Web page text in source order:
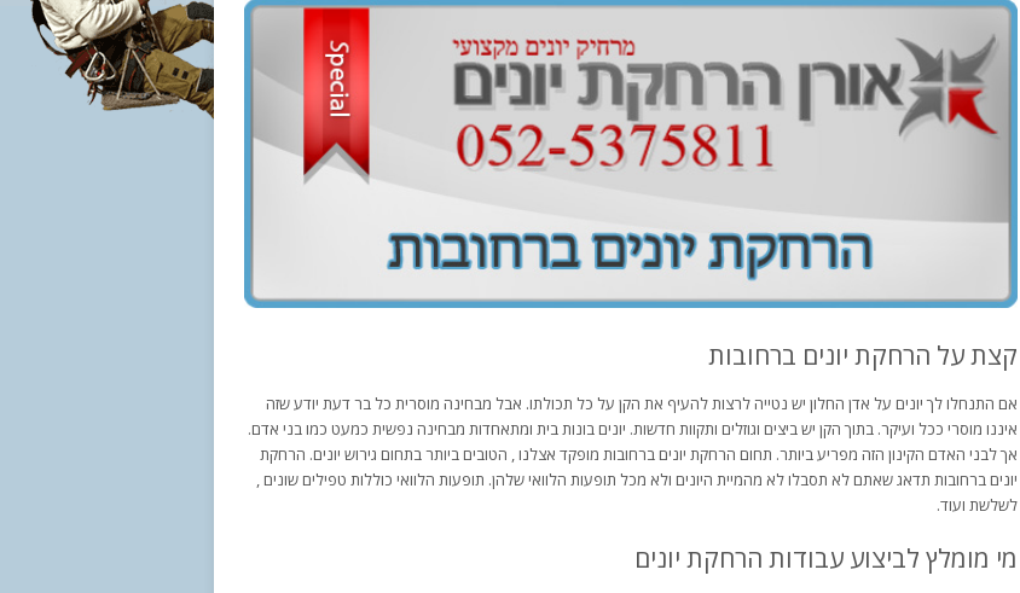
קצת על הרחקת יונים ברחובות
אם התנחלו לך יונים על אדן החלון יש נטייה לרצות להעיף את הקן על כל תכולתו. אבל מבחינה מוסרית כל בר דעת יודע שזה
איננו מוסרי ככל ועיקר. בתוך הקן יש ביצים וגוזלים ותקוות חדשות. יונים בונות בית ומתאחדות מבחינה נפשית כמעט כמו בני אדם.
אך לבני האדם הקינון הזה מפריע ביותר. תחום הרחקת יונים ברחובות מופקד אצלנו , הטובים ביותר בתחום גירוש יונים. הרחקת
יונים ברחובות תדאג שאתם לא תסבלו לא מהמיית היונים ולא מכל תופעות הלוואי שלהן. תופעות הלוואי כוללות טפילים שונים ,
לשלשת ועוד.
מי מומלץ לביצוע עבודות הרחקת יונים